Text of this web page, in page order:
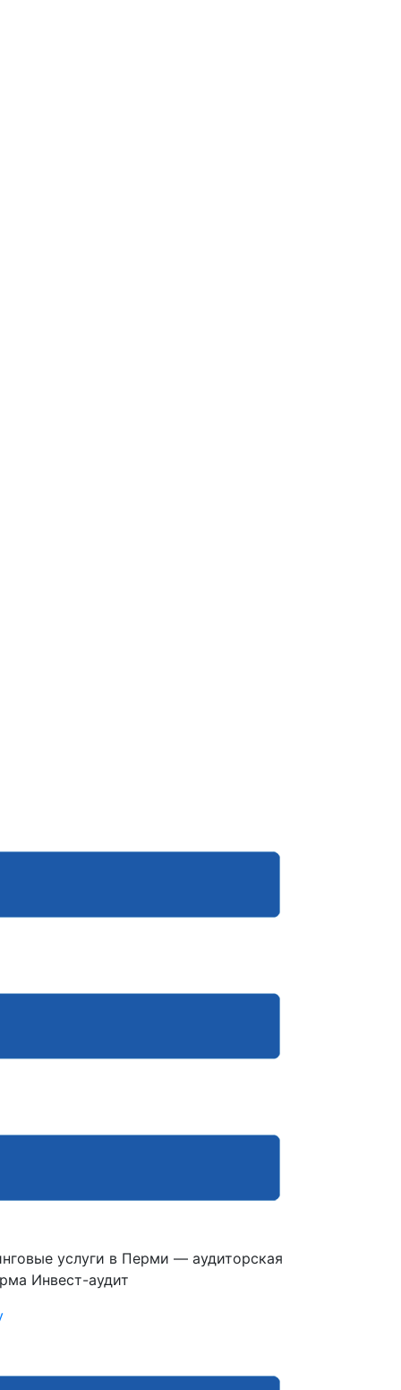
услуги в Перми — аудиторская
Инвест-аудит